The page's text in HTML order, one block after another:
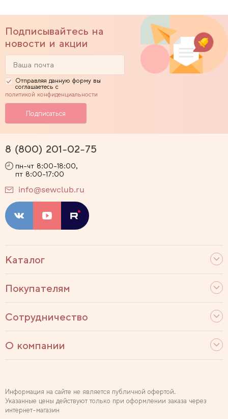
Подписывайтесь на
новости и акции
Отправляя данную форму вы
соглашаетесь с
политикой конфиденциальности
Каталог
Покупателям
Сотрудничество
О компании
8 (800) 201-02-75
пн-чт 8:00-18:00,
пт 8:00-17:00
info@sewclub.ru
Информация на сайте не является публичной офертой.
Указанные цены действуют только при оформлении заказа через
интернет-магазин